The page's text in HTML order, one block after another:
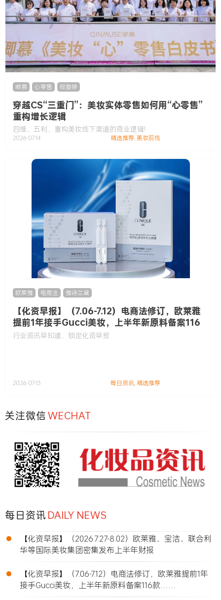
卿慕 心零售 旺香婷
穿越CS“三重门”：美妆实体零售如何用“心零售”
重构增长逻辑
四维、五利，重构美妆线下渠道的商业逻辑!
2026-07-14 精选推荐,美妆前线
欧莱雅 电商法 雅诗兰黛
【化资早报】（7.06-7.12）电商法修订，欧莱雅
提前1年接手Gucci美妆，上半年新原料备案116
款……
行业资讯早知道，锁定化资早报
2026-07-13 每日资讯,精选推荐
关注微信WECHAT
每日资讯DAILY NEWS
•
【化资早报】（2026.7.27-8.02）欧莱雅、宝洁、联合利
华等国际美妆集团密集发布上半年财报
•
【化资早报】（7.06-7.12）电商法修订，欧莱雅提前1年
接手Gucci美妆，上半年新原料备案116款……